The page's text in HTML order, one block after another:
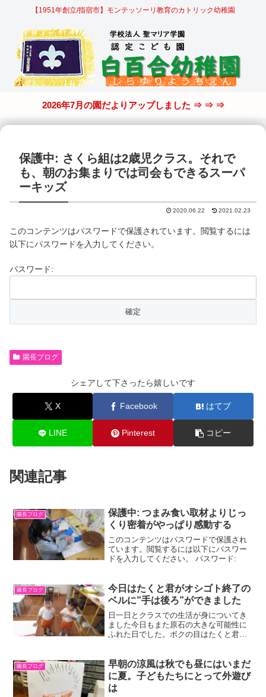
【1951年創立/指宿市】モンテッソーリ教育のカトリック幼稚園
2026年7月の園だよりアップしました ⇒ ⇒ ⇒
保護中: さくら組は2歳児クラス。それで
も、朝のお集まりでは司会もできるスーパ
ーキッズ
2020.06.22 2021.02.23
このコンテンツはパスワードで保護されています。閲覧するには
以下にパスワードを入力してください。
パスワード:
園長ブログ
シェアして下さったら嬉しいです
X Facebook はてブ
LINE Pinterest コピー
関連記事
園長ブログ
保護中: つまみ食い取材よりじっ
くり密着がやっぱり感動する
このコンテンツはパスワードで保護され
ています。閲覧するには以下にパスワー
ドを入力してください。 パスワード:
園長ブログ
今日はたくと君がオシゴト終了の
ベルに”手は後ろ”ができました
日一日とクラスでの生活が身についてき
ました今日もまた原石の大きな可能性に
ふれた日でした。ボクの目はたくと君に
感じました。箱パズルも次第に要領が飲
み込めたようでした。明日...
園長ブログ
早朝の涼風は秋でも昼にはいまだ
に夏。子どもたちにとって外遊び
は